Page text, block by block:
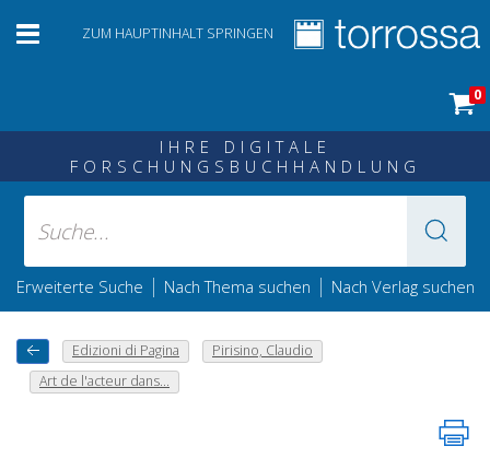
ZUM HAUPTINHALT SPRINGEN
0
IHRE DIGITALE
FORSCHUNGSBUCHHANDLUNG
Erweiterte Suche | Nach Thema suchen | Nach Verlag suchen
Edizioni di Pagina
Pirisino, Claudio
Art de l'acteur dans...